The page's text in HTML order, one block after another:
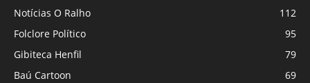
Notícias O Ralho
112
Folclore Político
95
Gibiteca Henfil
79
Baú Cartoon
69